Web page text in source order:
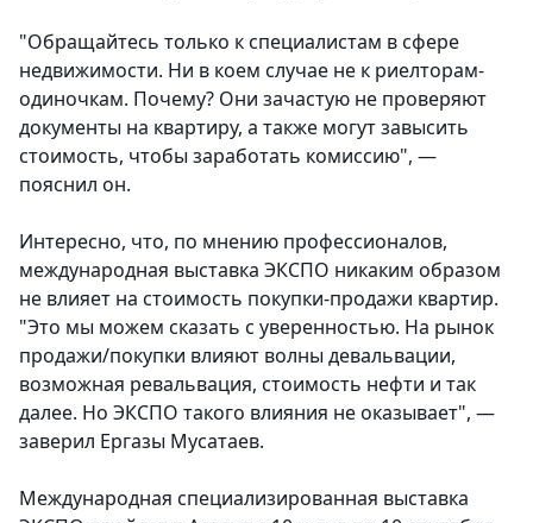
"Обращайтесь только к специалистам в сфере
недвижимости. Ни в коем случае не к риелторам-
одиночкам. Почему? Они зачастую не проверяют
документы на квартиру, а также могут завысить
стоимость, чтобы заработать комиссию", —
пояснил он.
Интересно, что, по мнению профессионалов,
международная выставка ЭКСПО никаким образом
не влияет на стоимость покупки-продажи квартир.
"Это мы можем сказать с уверенностью. На рынок
продажи/покупки влияют волны девальвации,
возможная ревальвация, стоимость нефти и так
далее. Но ЭКСПО такого влияния не оказывает", —
заверил Ергазы Мусатаев.
Международная специализированная выставка